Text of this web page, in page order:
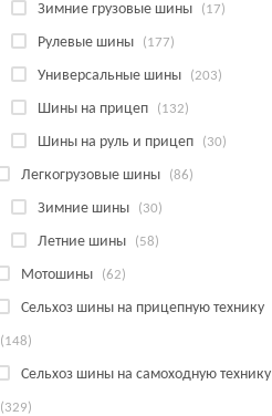
Зимние грузовые шины (17)
Рулевые шины (177)
Универсальные шины (203)
Шины на прицеп (132)
Шины на руль и прицеп (30)
Легкогрузовые шины (86)
Зимние шины (30)
Летние шины (58)
Мотошины (62)
Сельхоз шины на прицепную технику
(148)
Сельхоз шины на самоходную технику
(329)